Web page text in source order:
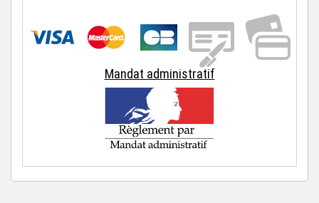
Mandat administratif